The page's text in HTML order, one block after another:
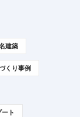
建築
くり事例
ト